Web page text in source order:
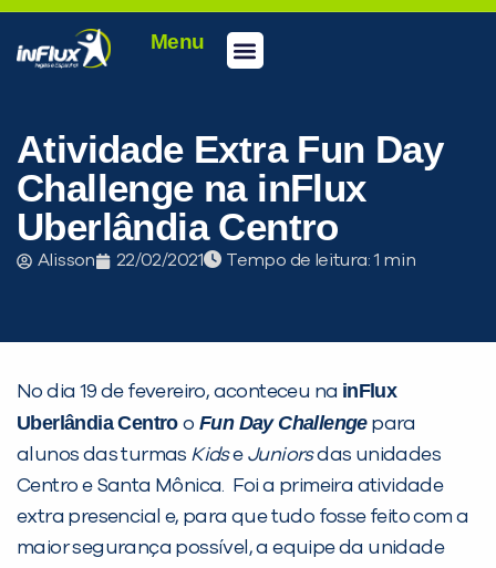
Menu
Atividade Extra Fun Day
Challenge na inFlux
Uberlândia Centro
Alisson 22/02/2021 Tempo de leitura:
No dia 19 de fevereiro, aconteceu na inFlux
Uberlândia Centroo Fun Day Challengepara
alunos das turmas Kidse Juniorsdas unidades
Centro e Santa Mônica. Foi a primeira atividade
extra presencial e, para que tudo fosse feito com a
maior segurança possível, a equipe da unidade